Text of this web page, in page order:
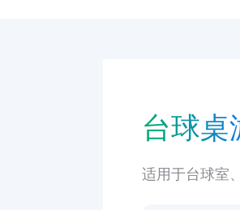
台球桌
适用于台球室